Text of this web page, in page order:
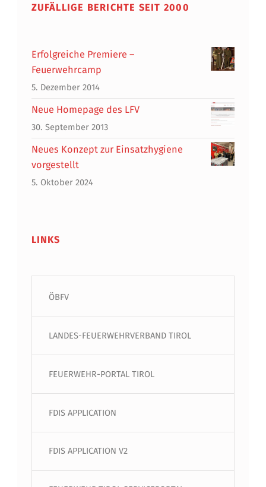
ZUFÄLLIGE BERICHTE SEIT 2000
Erfolgreiche Premiere –
Feuerwehrcamp
5. Dezember 2014
Neue Homepage des LFV
30. September 2013
Neues Konzept zur Einsatzhygiene
vorgestellt
5. Oktober 2024
LINKS
ÖBFV
LANDES-FEUERWEHRVERBAND TIROL
FEUERWEHR-PORTAL TIROL
FDIS APPLICATION
FDIS APPLICATION V2